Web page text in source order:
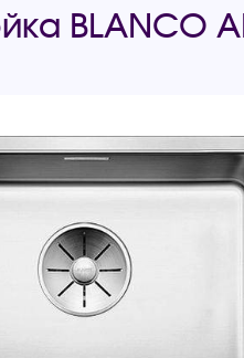
BLANCO